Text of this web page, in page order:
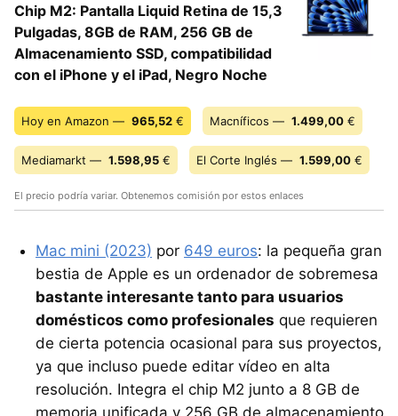
Chip M2: Pantalla Liquid Retina de 15,3
Pulgadas, 8GB de RAM, 256 GB de
Almacenamiento SSD, compatibilidad
con el iPhone y el iPad, Negro Noche
Hoy en Amazon — 965,52 € Macníficos — 1.499,00 €
Mediamarkt — 1.598,95 € El Corte Inglés — 1.599,00 €
El precio podría variar. Obtenemos comisión por estos enlaces
Mac mini (2023) por 649 euros: la pequeña gran
bestia de Apple es un ordenador de sobremesa
bastante interesante tanto para usuarios
domésticos como profesionales que requieren
de cierta potencia ocasional para sus proyectos,
ya que incluso puede editar vídeo en alta
resolución. Integra el chip M2 junto a 8 GB de
memoria unificada y 256 GB de almacenamiento